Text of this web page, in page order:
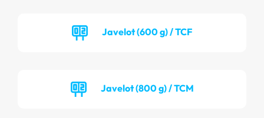
Javelot (600 g) / TCF
Javelot (800 g) / TCM